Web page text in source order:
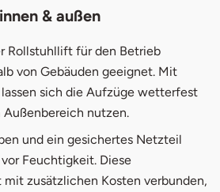
& außen
Rollstuhllift für den Betrieb
von Gebäuden geeignet. Mit
sich die Aufzüge wetterfest
nutzen.
und ein gesichertes Netzteil
Feuchtigkeit. Diese
mit zusätzlichen Kosten verbunden,